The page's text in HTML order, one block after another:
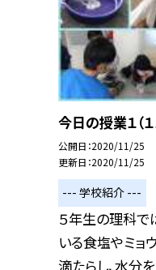
今日の授業１（１
公開日 2020/11/25
更新日 2020/11/25
--- 学校紹介 ---
５年生の理科で
いる食塩やミョ
滴たらし、水分